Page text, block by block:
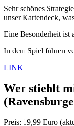
Sehr schönes
unser Kartendeck,
Eine Besonderheit ist
In dem Spiel führen
LINK
Wer stiehlt
Preis: 19,99 Euro